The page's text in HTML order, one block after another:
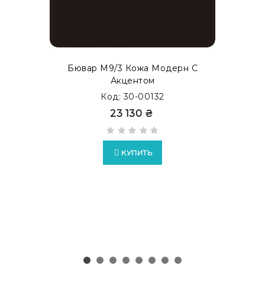
Бювар М9/3 Кожа Модерн С
Акцентом
Код: 30-00132
23 130 ₴
КУПИТЬ